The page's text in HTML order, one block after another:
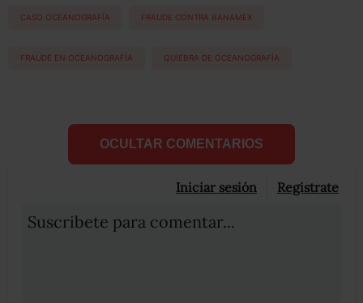
CASO OCEANOGRAFÍA FRAUDE CONTRA BANAMEX
FRAUDE EN OCEANOGRAFÍA QUIEBRA DE OCEANOGRAFÍA
OCULTAR COMENTARIOS
Iniciar sesión Registrate
Suscribete para comentar...